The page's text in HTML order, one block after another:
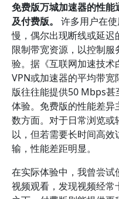
免费版万城加速器的性
及付费版。
许多用户在
慢，偶尔出现断线或延
限制带宽资源，以控制
验。据《互联网加速技
VPN或加速器的平均带
版往往能提供50 Mbps甚
体验。免费版的性能差
数方面。对于日常浏览
以，但若需要长时间高
输，性能差距明显。
在实际体验中，我曾尝
视频观看，发现视频经